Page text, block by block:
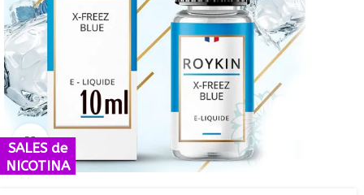
Haga Click para agrandar
SALES de
NICOTINA